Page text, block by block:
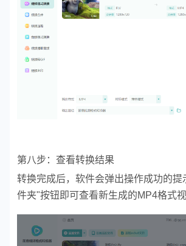
第八步：查看转换结果
转换完成后，软件会弹出操作成功的提
件夹"按钮即可查看新生成的MP4格式视